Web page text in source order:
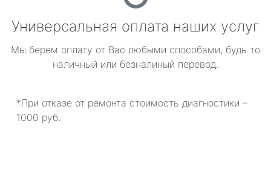
Универсальная оплата наших услуг
Мы берем оплату от Вас любыми способами, будь то
наличный или безналиный перевод.
*При отказе от ремонта стоимость диагностики –
1000 руб.